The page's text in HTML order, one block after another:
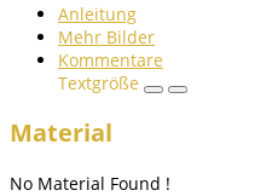
Anleitung
Mehr Bilder
Kommentare
Textgröße
Material
No Material Found !